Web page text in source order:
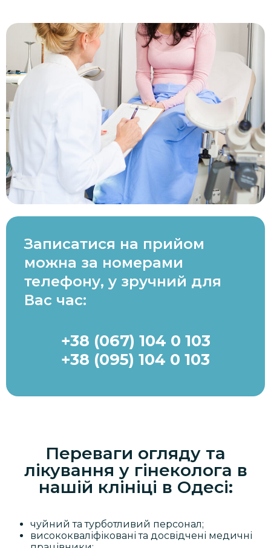
Записатися на прийом
можна за номерами
телефону, у зручний для
Вас час:
+38 (067) 104 0 103
+38 (095) 104 0 103
Переваги огляду та
лікування у гінеколога в
нашій клініці в Одесі:
чуйний та турботливий персонал;
висококваліфіковані та досвідчені медичні